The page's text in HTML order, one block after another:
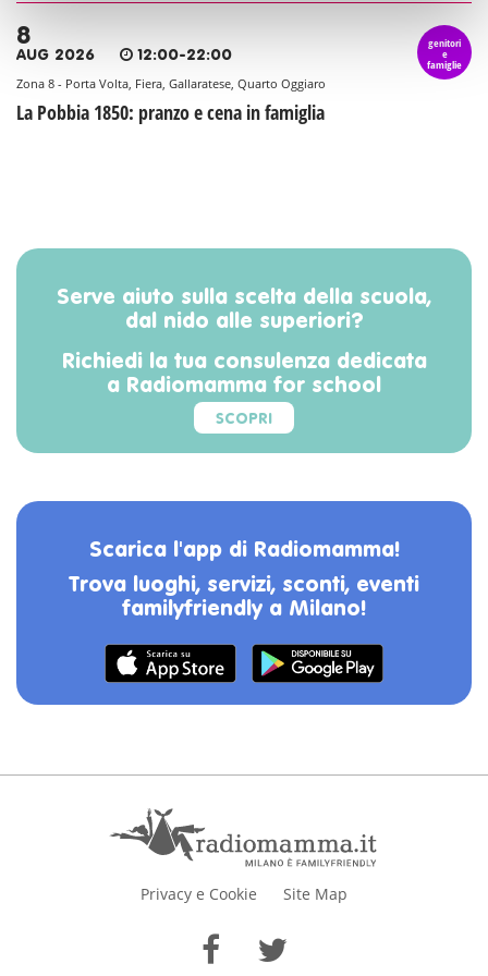
8
AUG 2026 12:00-22:00
Zona 8 - Porta Volta, Fiera, Gallaratese, Quarto Oggiaro
La Pobbia 1850: pranzo e cena in famiglia
genitori
e
famiglie
Serve aiuto sulla scelta della scuola,
dal nido alle superiori?
Richiedi la tua consulenza dedicata
a Radiomamma for school
SCOPRI
Scarica l'app di Radiomamma!
Trova luoghi, servizi, sconti, eventi
familyfriendly a Milano!
Privacy e Cookie Site Map